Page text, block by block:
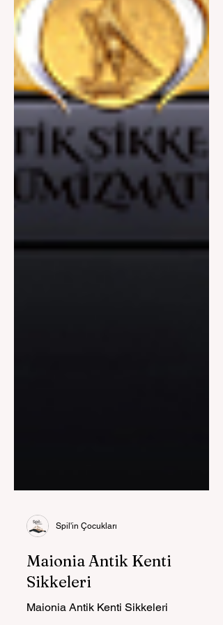
Spil'in Çocukları
Maionia Antik Kenti
Sikkeleri